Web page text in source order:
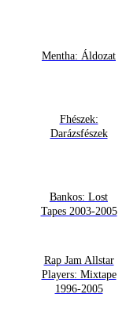
Mentha: Áldozat
Fhészek:
Darázsfészek
Bankos: Lost
Tapes 2003-2005
Rap Jam Allstar
Players: Mixtape
1996-2005